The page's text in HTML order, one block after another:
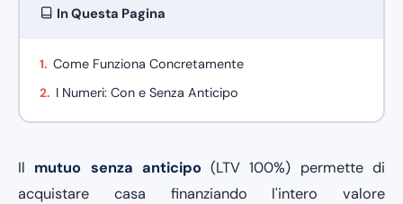
In Questa Pagina
Come Funziona Concretamente
I Numeri: Con e Senza Anticipo
Il mutuo senza anticipo (LTV 100%) permette di
acquistare casa finanziando l'intero valore